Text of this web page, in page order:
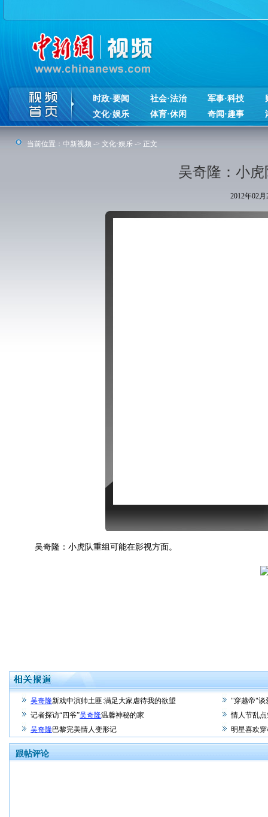
时政·要闻 社会·法治 军事·科技
文化·娱乐
体育·休闲 奇闻·趣事
当前位置： 中新视频 -> 文化·娱乐 -> 正文
吴奇隆：小
2012年02
吴奇隆：小虎队重组可能在影视方面。
吴奇隆新戏中演帅土匪:满足大家虐待我的欲望
"穿越帝"谈
记者探访“四爷”吴奇隆温馨神秘的家
情人节乱
吴奇隆巴黎完美情人变形记 明星喜欢
跟帖评论